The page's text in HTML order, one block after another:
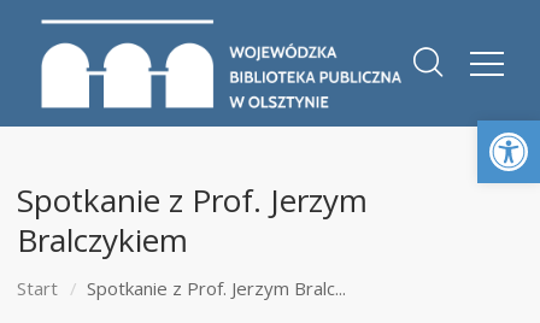
Spotkanie z Prof. Jerzym
Bralczykiem
Start Spotkanie z Prof. Jerzym Bralc...